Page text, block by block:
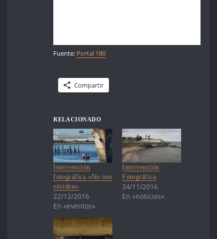
Fuente: Portal 180
Compartir
RELACIONADO
Intervención
fotográfica «No nos
olviden»
22/12/2016
En «eventos»
Intervención
Fotográfica
24/11/2016
En «noticias»